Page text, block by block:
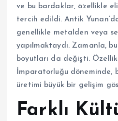
ve bu bardaklar, özellikle
tercih edildi. Antik
genellikle metalden veya
yapılmaktaydı. Zamanla,
boyutları da değişti.
İmparatorluğu döneminde,
üretimi büyük bir gelişim
Farklı